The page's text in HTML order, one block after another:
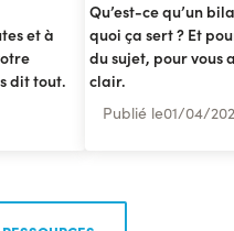
et à
dit tout.
Qu’est-ce qu’un
quoi ça sert ? Et
du sujet, pour vous
clair.
Publié le01/04/